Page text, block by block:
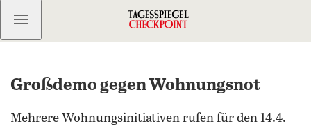
Kostenlos anmelden
Großdemo gegen Wohnungsnot
Mehrere Wohnungsinitiativen rufen für den 14.4.